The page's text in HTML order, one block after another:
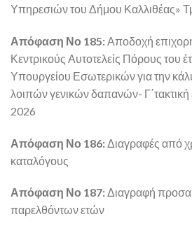
Υπηρεσιών του Δήμου Καλλιθέας»
Απόφαση Νο 185:Αποδοχή
Κεντρικούς Αυτοτελείς Πόρους του
Υπουργείου Εσωτερικών για την
λοιπών γενικών δαπανών-
2026
Απόφαση Νο 186: Διαγραφές από
καταλόγους
Απόφαση Νο 187:Διαγραφή
παρελθόντων ετών